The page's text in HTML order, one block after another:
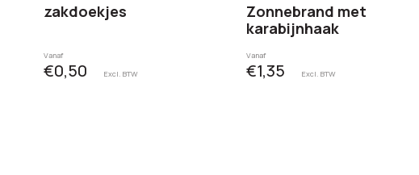
zakdoekjes
Vanaf
€0,50 Excl. BTW
Zonnebrand met
karabijnhaak
Vanaf
€1,35 Excl. BTW